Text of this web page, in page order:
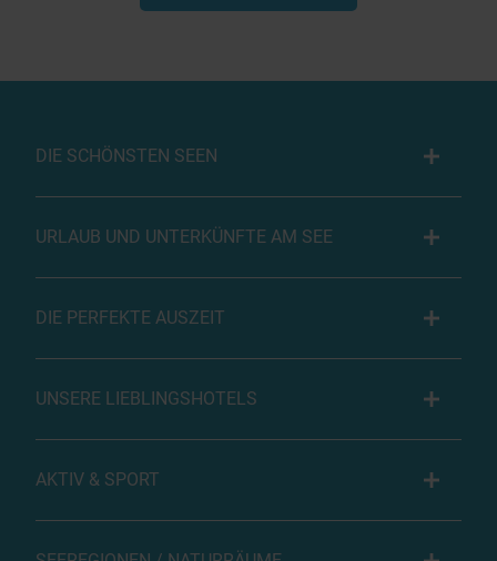
DIE SCHÖNSTEN SEEN
URLAUB UND UNTERKÜNFTE AM SEE
DIE PERFEKTE AUSZEIT
UNSERE LIEBLINGSHOTELS
AKTIV & SPORT